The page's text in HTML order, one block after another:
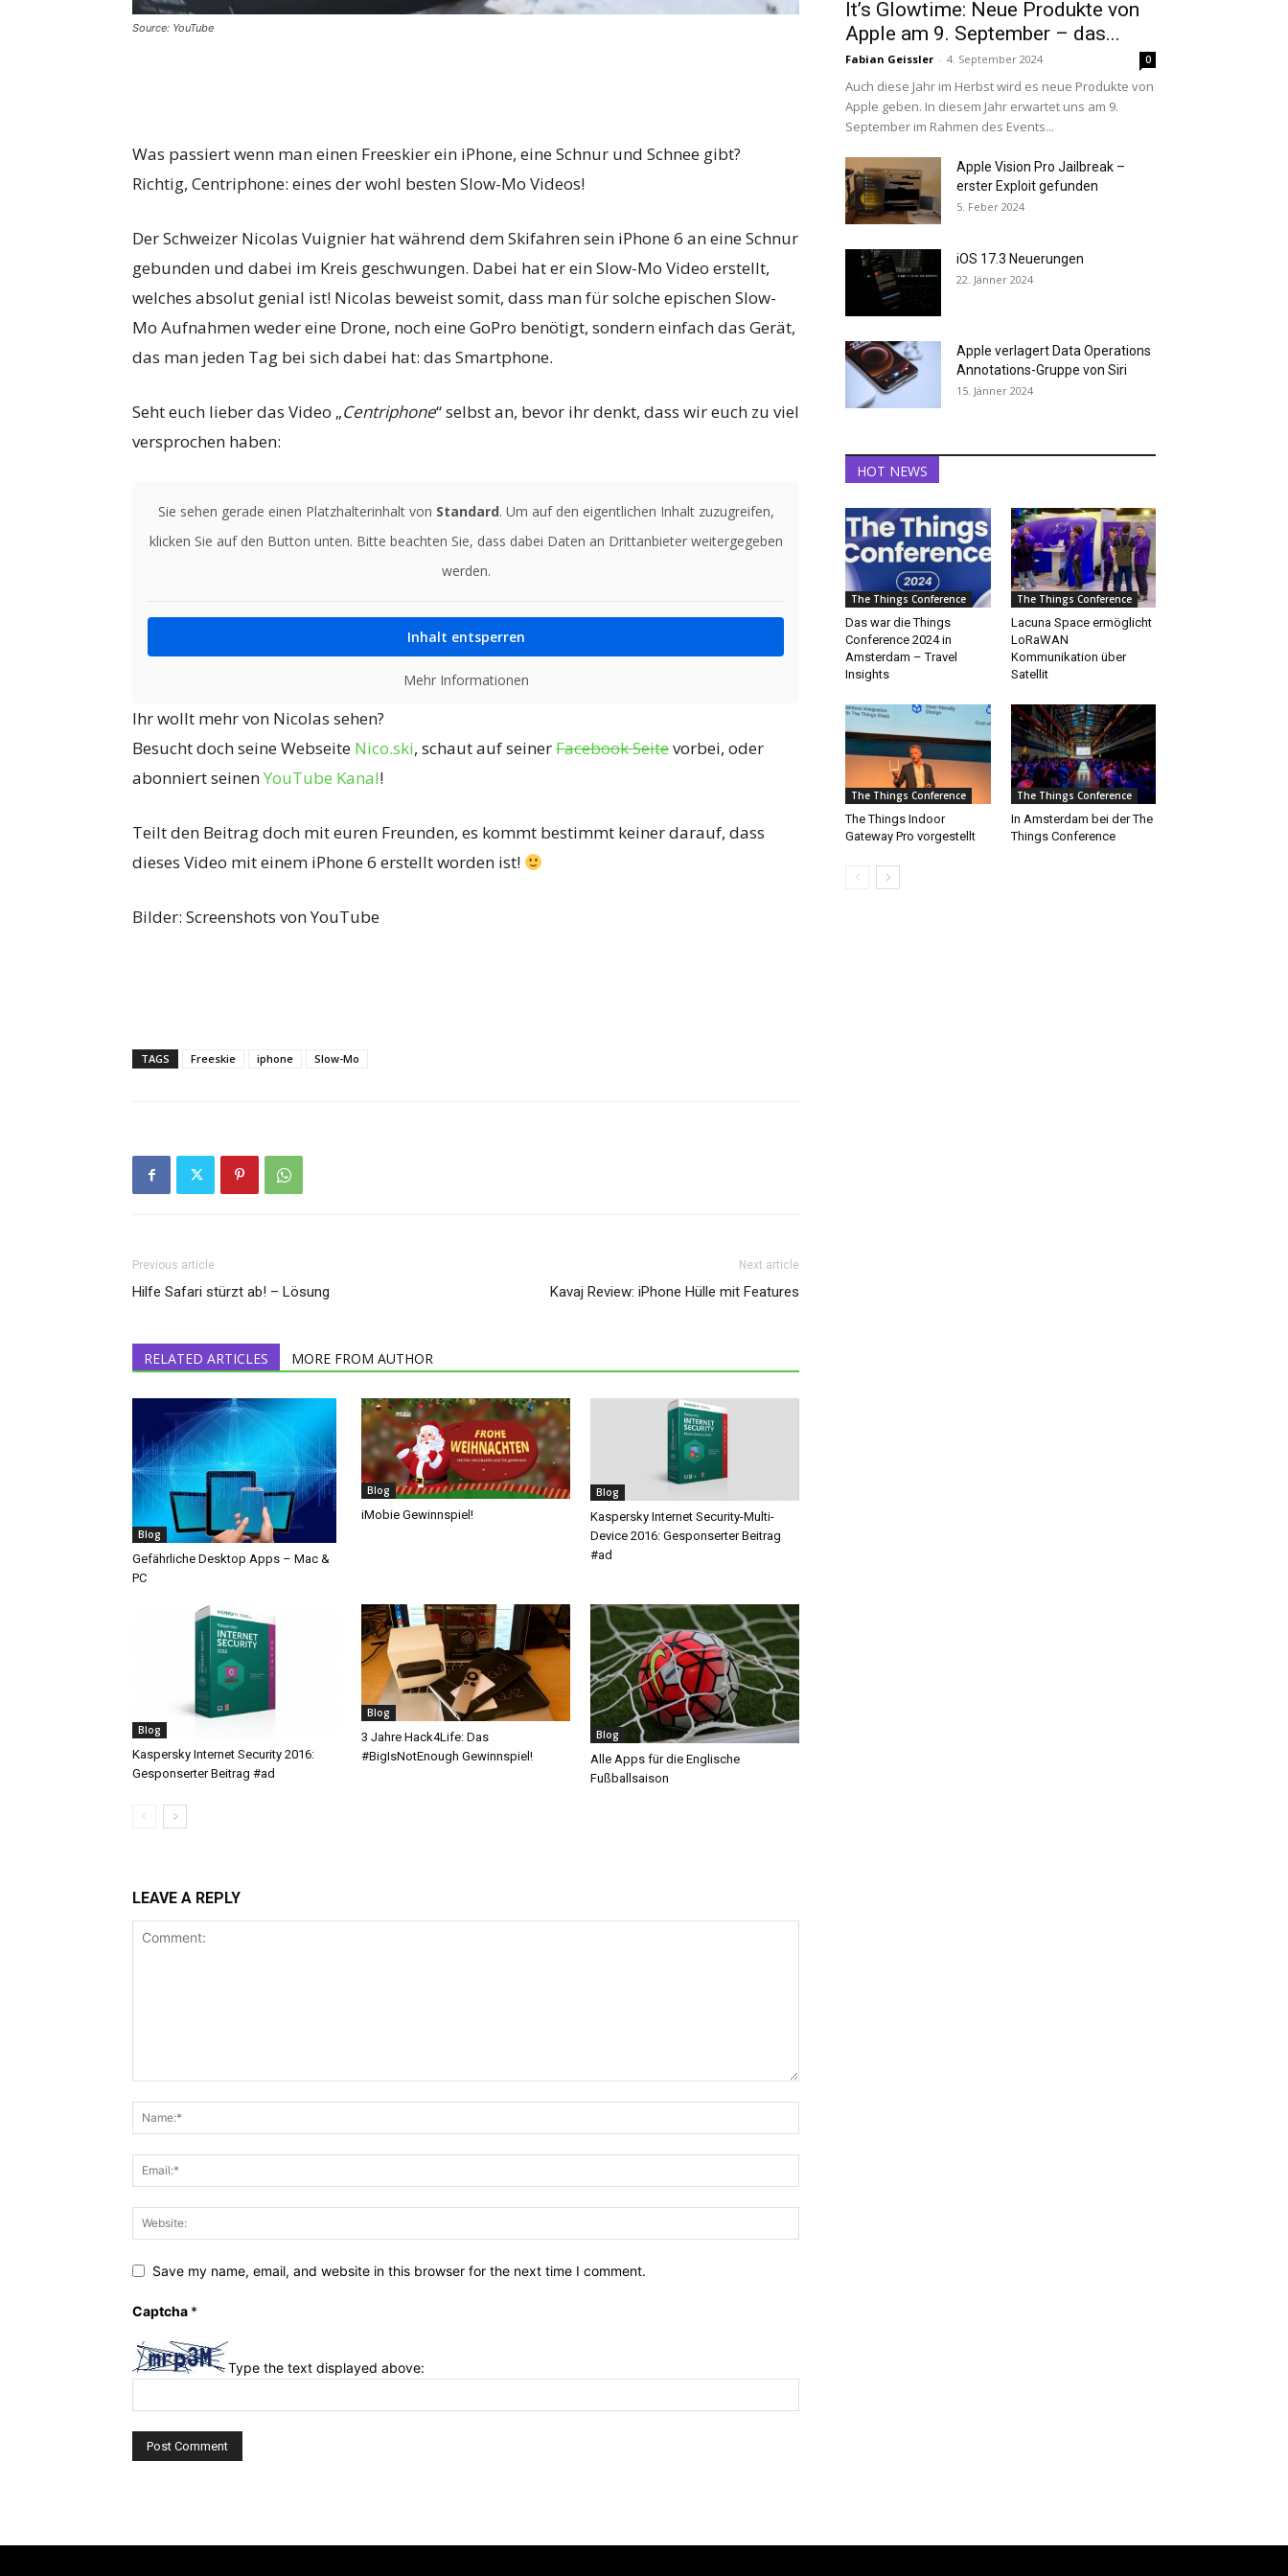
Source: YouTube
Was passiert wenn man einen Freeskier ein iPhone, eine Schnur und Schnee gibt?
Richtig, Centriphone: eines der wohl besten Slow-Mo Videos!
Der Schweizer Nicolas Vuignier hat während dem Skifahren sein iPhone 6 an eine Schnur
gebunden und dabei im Kreis geschwungen. Dabei hat er ein Slow-Mo Video erstellt,
welches absolut genial ist! Nicolas beweist somit, dass man für solche epischen Slow-
Mo Aufnahmen weder eine Drone, noch eine GoPro benötigt, sondern einfach das Gerät,
das man jeden Tag bei sich dabei hat: das Smartphone.
Seht euch lieber das Video „Centriphone“ selbst an, bevor ihr denkt, dass wir euch zu viel
versprochen haben:
Sie sehen gerade einen Platzhalterinhalt von Standard. Um auf den eigentlichen Inhalt zuzugreifen,
klicken Sie auf den Button unten. Bitte beachten Sie, dass dabei Daten an Drittanbieter weitergegeben
werden.
Inhalt entsperren
Mehr Informationen
Ihr wollt mehr von Nicolas sehen?
Besucht doch seine Webseite Nico.ski, schaut auf seinerFacebook Seitevorbei, oder
abonniert seinenYouTube Kanal!
Teilt den Beitrag doch mit euren Freunden, es kommt bestimmt keiner darauf, dass
dieses Video mit einem iPhone 6 erstellt worden ist!
Bilder: Screenshots von YouTube
TAGS Freeskie iphone Slow-Mo
Previous article
Hilfe Safari stürzt ab! – Lösung
Next article
Kavaj Review: iPhone Hülle mit Features
RELATED ARTICLES MORE FROM AUTHOR
Blog
Gefährliche Desktop Apps – Mac &
PC
Blog
iMobie Gewinnspiel!
Blog
Kaspersky Internet Security-Multi-
Device 2016: Gesponserter Beitrag
#ad
Blog
Kaspersky Internet Security 2016:
Gesponserter Beitrag #ad
Blog
3 Jahre Hack4Life: Das
#BigIsNotEnough Gewinnspiel!
Blog
Alle Apps für die Englische
Fußballsaison
LEAVE A REPLY
Save my name, email, and website in this browser for the next time I comment.
Captcha *
Type the text displayed above:
It’s Glowtime: Neue Produkte von
Apple am 9. September – das...
Fabian Geissler - 4. September 2024 0
Auch diese Jahr im Herbst wird es neue Produkte von
Apple geben. In diesem Jahr erwartet uns am 9.
September im Rahmen des Events...
Apple Vision Pro Jailbreak –
erster Exploit gefunden
5. Feber 2024
iOS 17.3 Neuerungen
22. Jänner 2024
Apple verlagert Data Operations
Annotations-Gruppe von Siri
15. Jänner 2024
HOT NEWS
The Things Conference
Das war die Things
Conference 2024 in
Amsterdam – Travel
Insights
The Things Conference
Lacuna Space ermöglicht
LoRaWAN
Kommunikation über
Satellit
The Things Conference
The Things Indoor
Gateway Pro vorgestellt
The Things Conference
In Amsterdam bei der The
Things Conference